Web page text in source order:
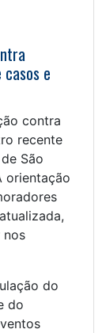
e
contra
recente
São
orientação
nos
do
do